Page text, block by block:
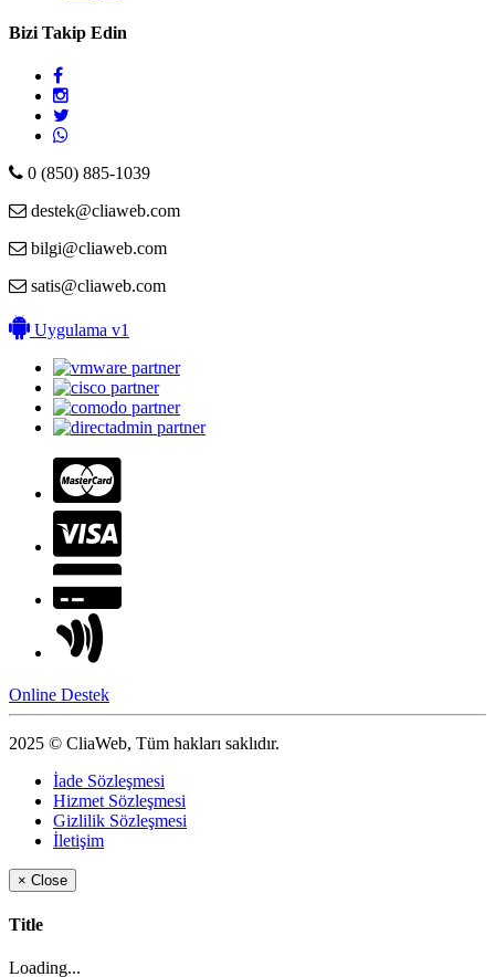
Bizi Takip Edin
0 (850) 885-1039
destek@cliaweb.com
bilgi@cliaweb.com
satis@cliaweb.com
Uygulama v1
Online Destek
2025 © CliaWeb, Tüm hakları saklıdır.
İade Sözleşmesi
Hizmet Sözleşmesi
Gizlilik Sözleşmesi
İletişim
× Close
Title
Loading...